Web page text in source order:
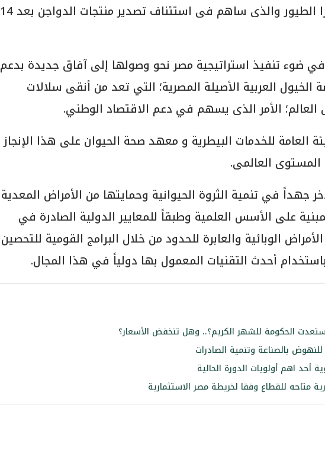
مصرية خالية من مرض إنفلونزا الطيور والذى ساهم فى استئناف تصدير منتجات الدواجن بعد 14
ضوء تنفيذ استراتيجية مصر نحو وصولها إلى آفاق جديدة بدعم
الخيول العربية الأصيلة المصرية؛ التي تعد من أنقى سلالات
الأمر الذى يسهم في دعم الاقتصاد الوطني.
العامة للخدمات البيطرية و معهد صحة الحيوان على هذا الإنجاز
العالمى.
جهداً في تنمية الثروة الحيوانية وحمايتها من الأمراض المعدية
المبنية على الأسس العلمية وطبقاً للمعايير الدولية الصادرة في
الوبائية والعابرة للحدود من خلال البرامج القومية للتحصين
أحدث التقنيات المعمول بها دولياً في هذا المجال.
الحكومة للشهر الكريم؟.. وهل تنخفض الأسعار؟
أحد اهم أولويات الدورة الحالية